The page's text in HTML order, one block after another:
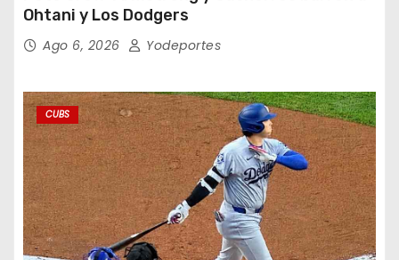
Ohtani y Los Dodgers
Ago 6, 2026 Yodeportes
CUBS